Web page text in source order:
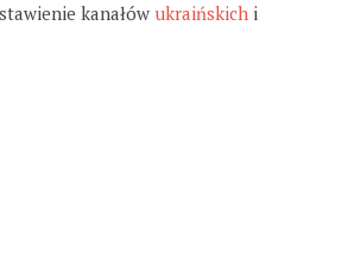
kanałów ukraińskich i